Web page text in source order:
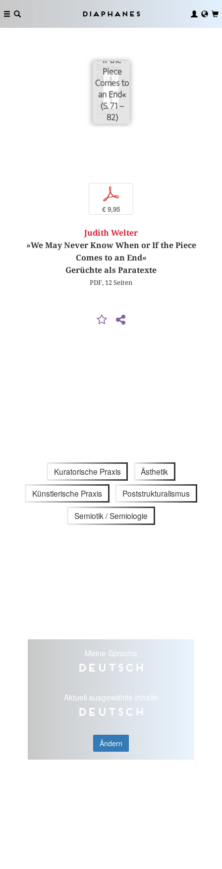
Diaphanes
»We May
Never
If the
Piece
Comes to
an End«
(S. 71 –
82)
p
€ 9,95
Judith Welter
»We May Never Know When or If the Piece
Comes to an End«
Gerüchte als Paratexte
PDF, 12 Seiten
Kuratorische Praxis Ästhetik
Künstlerische Praxis Poststrukturalismus
Semiotik / Semiologie
Meine Sprache
Deutsch
Aktuell ausgewählte Inhalte
Deutsch
Ändern